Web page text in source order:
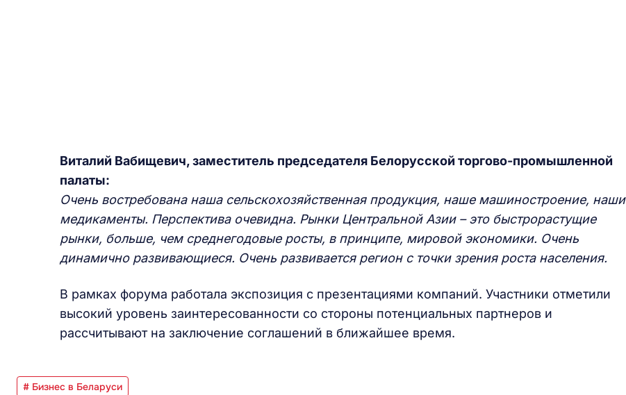
Виталий Вабищевич, заместитель председателя Белорусской торгово-промышленной
палаты:
Очень востребована наша сельскохозяйственная продукция, наше машиностроение, наши
медикаменты. Перспектива очевидна. Рынки Центральной Азии – это быстрорастущие
рынки, больше, чем среднегодовые росты, в принципе, мировой экономики. Очень
динамично развивающиеся. Очень развивается регион с точки зрения роста населения.
В рамках форума работала экспозиция с презентациями компаний. Участники отметили
высокий уровень заинтересованности со стороны потенциальных партнеров и
рассчитывают на заключение соглашений в ближайшее время.
# Бизнес в Беларуси